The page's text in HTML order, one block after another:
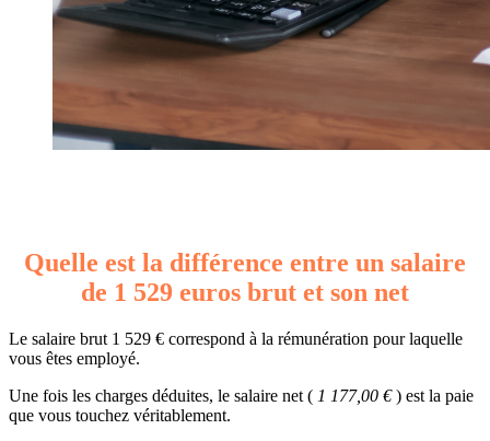
Quelle est la différence entre un salaire
de 1 529 euros brut et son net
Le salaire brut 1 529 € correspond à la rémunération pour laquelle
vous êtes employé.
Une fois les charges déduites, le salaire net ( 1 177,00 €) est la paie
que vous touchez véritablement.